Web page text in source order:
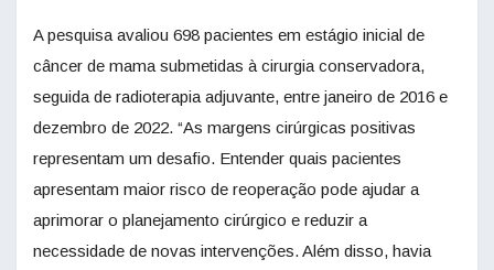
A pesquisa avaliou 698 pacientes em estágio inicial de
câncer de mama submetidas à cirurgia conservadora,
seguida de radioterapia adjuvante, entre janeiro de 2016 e
dezembro de 2022. “As margens cirúrgicas positivas
representam um desafio. Entender quais pacientes
apresentam maior risco de reoperação pode ajudar a
aprimorar o planejamento cirúrgico e reduzir a
necessidade de novas intervenções. Além disso, havia